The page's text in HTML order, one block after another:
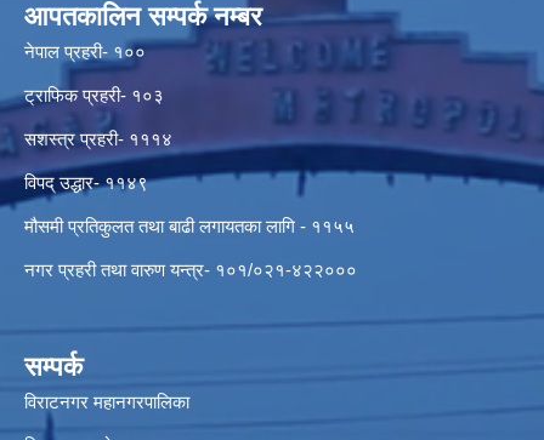
आपतकालिन सम्पर्क नम्बर
नेपाल प्रहरी- १००
ट्राफिक प्रहरी- १०३
सशस्त्र प्रहरी- १११४
विपद् उद्धार- ११४९
मौसमी प्रतिकुलत तथा बाढी लगायतका लागि - ११५५
नगर प्रहरी तथा वारुण यन्त्र- १०१/०२१-४२२०००
सम्पर्क
विराटनगर महानगरपालिका